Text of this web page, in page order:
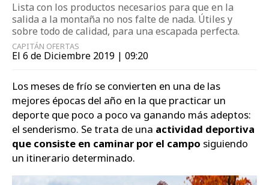
Ordenadores
Tablets
Tecnología
TV
Videojuegos
Lista con los productos necesarios para que en la
salida a la montaña no nos falte de nada. Útiles y
sobre todo de calidad, para una escapada perfecta.
CAPITÁN OFERTAS
El 6 de Diciembre 2019 | 09:20
Los meses de frío se convierten en una de las
mejores épocas del año en la que practicar un
deporte que poco a poco va ganando más adeptos:
el senderismo. Se trata de una actividad deportiva
que consiste en caminar por el campo siguiendo
un itinerario determinado.